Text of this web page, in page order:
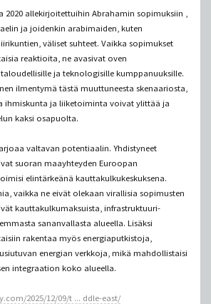
2020 allekirjoitettuihin Abrahamin sopimuksiin ,
ja joidenkin arabimaiden, kuten
väliset suhteet. Vaikka sopimukset
​​​​reaktioita, ne avasivat oven
ja teknologisille kumppanuuksille.
ilmentymä tästä muuttuneesta skenaariosta,
ihmiskunta ja liiketoiminta voivat ylittää ja
kaksi osapuolta.
valtavan potentiaalin. Yhdistyneet
suoran maayhteyden Euroopan
elintärkeänä kauttakulkukeskuksena.
vaikka ne eivät olekaan virallisia sopimusten
kauttakulkumaksuista, infrastruktuuri-
sananvallasta alueella. Lisäksi
rakentaa myös energiaputkistoja,
energian verkkoja, mikä mahdollistaisi
integraation koko alueella.
2025/12/09/t ... ddle-east/